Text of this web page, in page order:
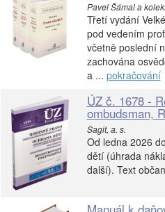
Pavel Šámal a
Třetí vydání
pod vedením
včetně poslední
zachována
a ... pokračování
ÚZ č. 1678 -
ombudsman,
Sagit, a. s.
Od ledna 2026
dětí (úhrada
další). Text